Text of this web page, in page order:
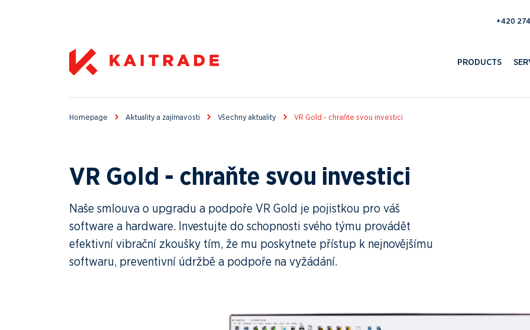
193 100
PRODUCTS
Homepage Aktuality a zajímavosti Všechny aktuality VR Gold - chraňte svou investici
VR Gold - chraňte svou investici
Naše smlouva o upgradu a podpoře VR Gold je pojistkou pro váš
software a hardware. Investujte do schopnosti svého týmu provádět
efektivní vibrační zkoušky tím, že mu poskytnete přístup k nejnovějšímu
softwaru, preventivní údržbě a podpoře na vyžádání.